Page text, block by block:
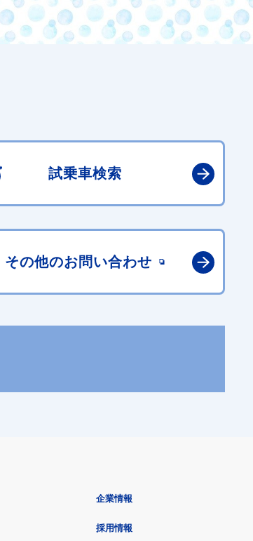
試乗車検索
その他のお問い合わせ
企業情報
採用情報